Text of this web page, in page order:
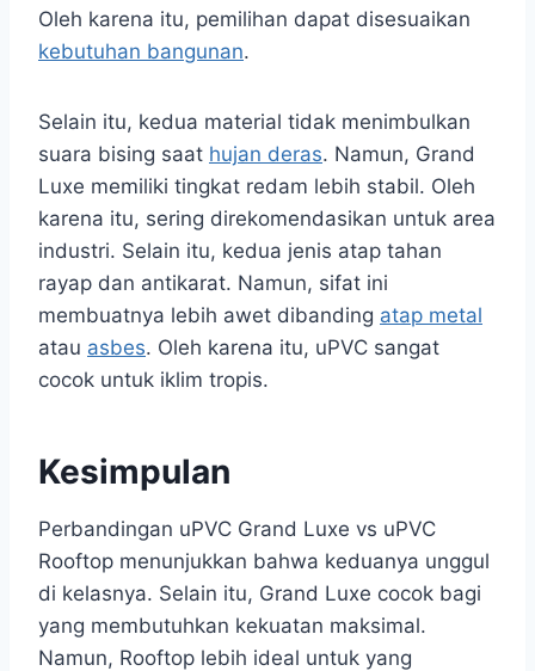
Oleh karena itu, pemilihan dapat disesuaikan
kebutuhan bangunan.
Selain itu, kedua material tidak menimbulkan
suara bising saat hujan deras. Namun, Grand
Luxe memiliki tingkat redam lebih stabil. Oleh
karena itu, sering direkomendasikan untuk area
industri. Selain itu, kedua jenis atap tahan
rayap dan antikarat. Namun, sifat ini
membuatnya lebih awet dibanding atap metal
atau asbes. Oleh karena itu, uPVC sangat
cocok untuk iklim tropis.
Kesimpulan
Perbandingan uPVC Grand Luxe vs uPVC
Rooftop menunjukkan bahwa keduanya unggul
di kelasnya. Selain itu, Grand Luxe cocok bagi
yang membutuhkan kekuatan maksimal.
Namun, Rooftop lebih ideal untuk yang